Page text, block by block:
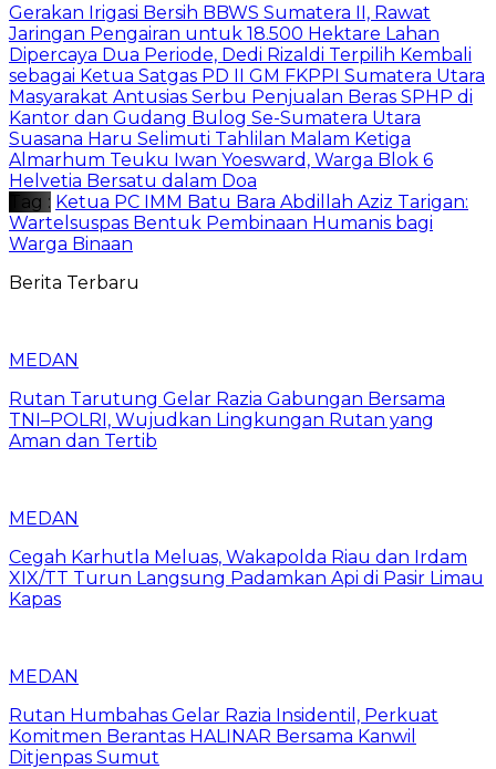
Gerakan Irigasi Bersih BBWS Sumatera II, Rawat
Jaringan Pengairan untuk 18.500 Hektare Lahan
Dipercaya Dua Periode, Dedi Rizaldi Terpilih Kembali
sebagai Ketua Satgas PD II GM FKPPI Sumatera Utara
Masyarakat Antusias Serbu Penjualan Beras SPHP di
Kantor dan Gudang Bulog Se-Sumatera Utara
Suasana Haru Selimuti Tahlilan Malam Ketiga
Almarhum Teuku Iwan Yoesward, Warga Blok 6
Helvetia Bersatu dalam Doa
Tag : Ketua PC IMM Batu Bara Abdillah Aziz Tarigan:
Wartelsuspas Bentuk Pembinaan Humanis bagi
Warga Binaan
Berita Terbaru
MEDAN
Rutan Tarutung Gelar Razia Gabungan Bersama
TNI–POLRI, Wujudkan Lingkungan Rutan yang
Aman dan Tertib
MEDAN
Cegah Karhutla Meluas, Wakapolda Riau dan Irdam
XIX/TT Turun Langsung Padamkan Api di Pasir Limau
Kapas
MEDAN
Rutan Humbahas Gelar Razia Insidentil, Perkuat
Komitmen Berantas HALINAR Bersama Kanwil
Ditjenpas Sumut